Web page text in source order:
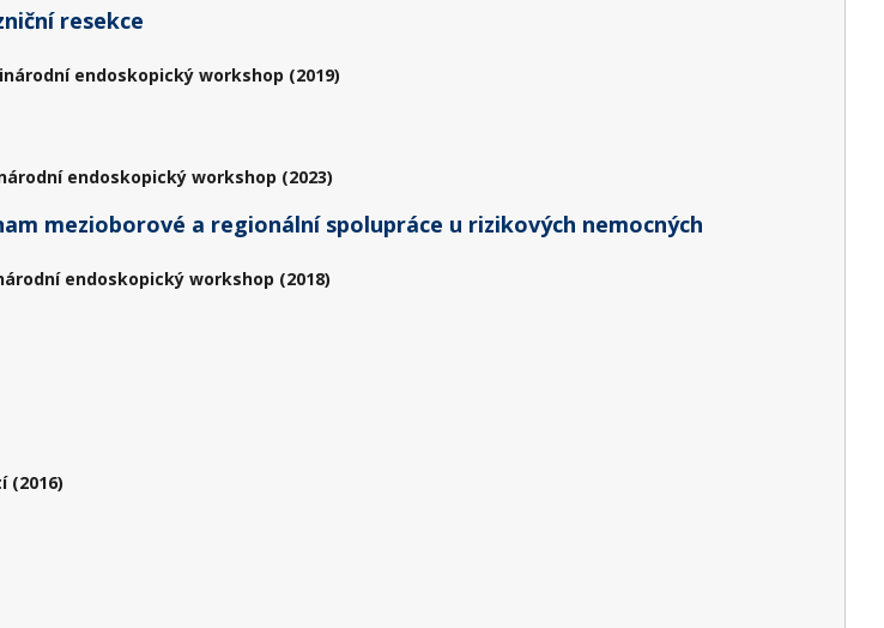
resekce
endoskopický workshop (2019)
endoskopický workshop (2023)
mezioborové a regionální spolupráce u rizikových nemocných
endoskopický workshop (2018)
(2016)